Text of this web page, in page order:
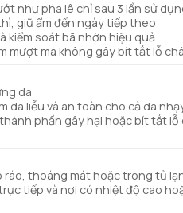
như pha lê chỉ sau 3 lần sử
giữ ẩm đến ngày tiếp theo
kiểm soát bã nhờn hiệu quả
mượt mà không gây bít tắt lỗ
da
da liễu và an toàn cho cả da
phần gây hại hoặc bít tắt lỗ
ráo, thoáng mát hoặc trong tủ
tiếp và nơi có nhiệt độ cao